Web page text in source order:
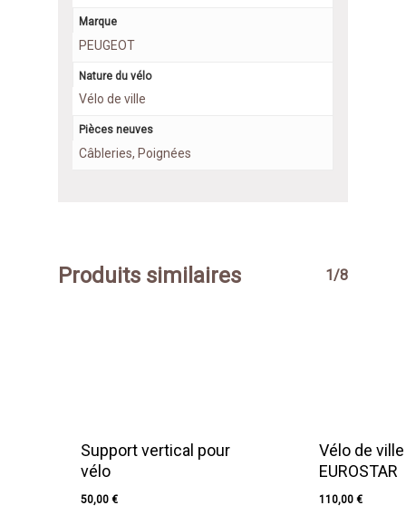
Marque
PEUGEOT
Nature du vélo
Vélo de ville
Pièces neuves
Câbleries, Poignées
Produits similaires 1/8
Support vertical pour
vélo
50,00 €
Vélo de ville
EUROSTAR
110,00 €